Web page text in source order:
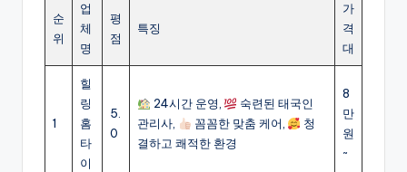
순
위
업
체
명
평
점
특징
가
격
대
1
힐
링
홈
타
이
5.
0
24시간 운영,
숙련된 태국인
관리사,
꼼꼼한 맞춤 케어,
청
결하고 쾌적한 환경
8
만
원
~